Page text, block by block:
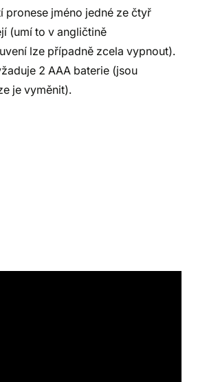
pronese jméno jedné ze čtyř
(umí to v angličtině
lze případně zcela vypnout).
2 AAA baterie (jsou
je vyměnit).